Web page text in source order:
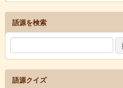
語源を検索
語源クイズ